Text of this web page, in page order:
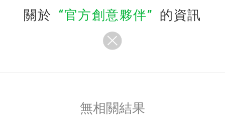
關於 官方創意夥伴 的資訊
無相關結果